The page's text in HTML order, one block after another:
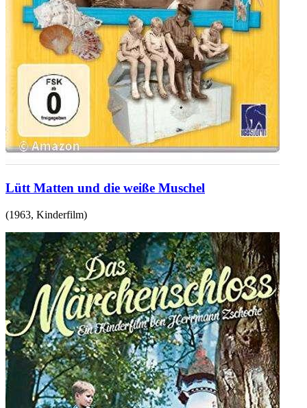
Lütt Matten und die weiße Muschel
(1963, Kinderfilm)